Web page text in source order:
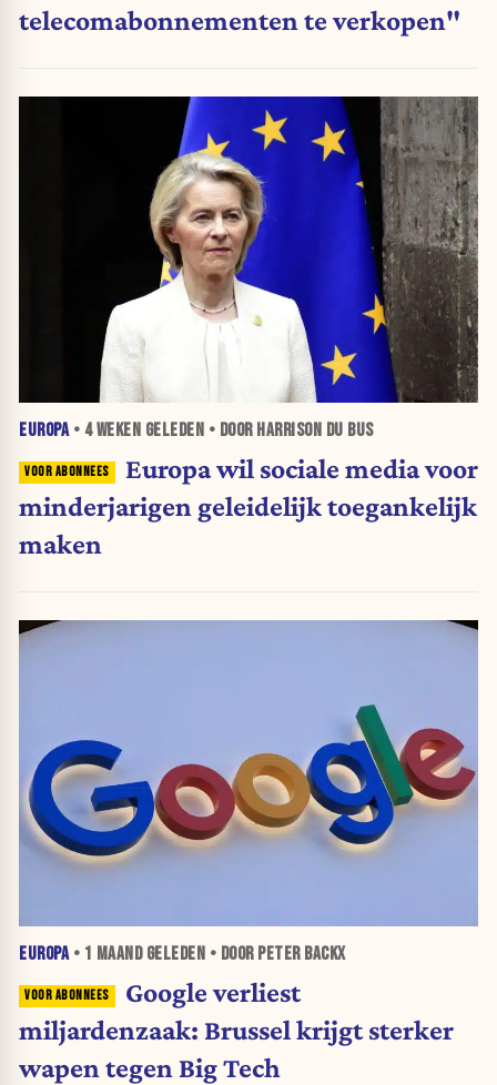
telecomabonnementen te verkopen"
EUROPA• 4 WEKEN GELEDEN • DOOR HARRISON DU BUS
Europa wil sociale media voor
minderjarigen geleidelijk toegankelijk
maken
EUROPA• 1 MAANDGELEDEN • DOOR PETER BACKX
Google verliest
miljardenzaak: Brussel krijgt sterker
wapen tegen Big Tech